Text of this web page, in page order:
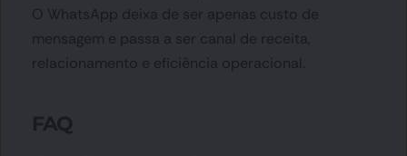
O WhatsApp deixa de ser apenas custo de
mensagem e passa a ser canal de receita,
relacionamento e eficiência operacional.